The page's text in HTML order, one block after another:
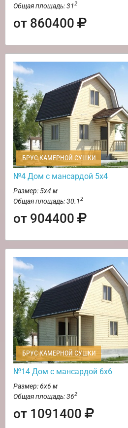
Общая площадь: 312
от 860400
БРУС КАМЕРНОЙ СУШКИ
№4 Дом с мансардой 5х4
Размер: 5х4 м
Общая площадь: 30.12
от 904400
БРУС КАМЕРНОЙ СУШКИ
№14 Дом с мансардой 6х6
Размер: 6х6 м
Общая площадь: 362
от 1091400